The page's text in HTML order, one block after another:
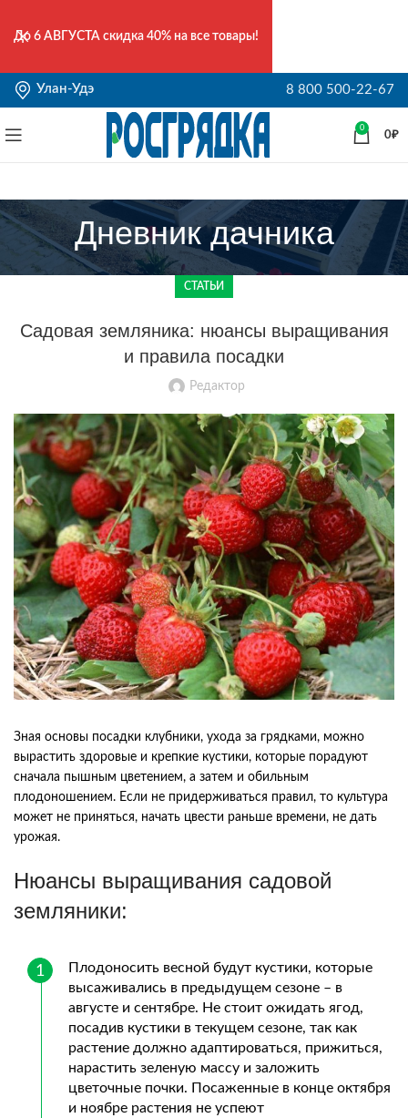
Улан-Удэ 8 800 500-22-67
0
0₽
Дневник дачника
СТАТЬИ
Садовая земляника: нюансы выращивания
и правила посадки
Редактор
Зная основы посадки клубники, ухода за грядками, можно
вырастить здоровые и крепкие кустики, которые порадуют
сначала пышным цветением, а затем и обильным
плодоношением. Если не придерживаться правил, то культура
может не приняться, начать цвести раньше времени, не дать
урожая.
Нюансы выращивания садовой
земляники:
Плодоносить весной будут кустики, которые
высаживались в предыдущем сезоне – в
августе и сентябре. Не стоит ожидать ягод,
посадив кустики в текущем сезоне, так как
растение должно адаптироваться, прижиться,
нарастить зеленую массу и заложить
цветочные почки. Посаженные в конце октября
и ноябре растения не успеют
До 6 АВГУСТА скидка 40% на все товары!